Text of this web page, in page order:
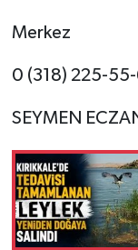
Merkez
0 (318) 225-
SEYMEN